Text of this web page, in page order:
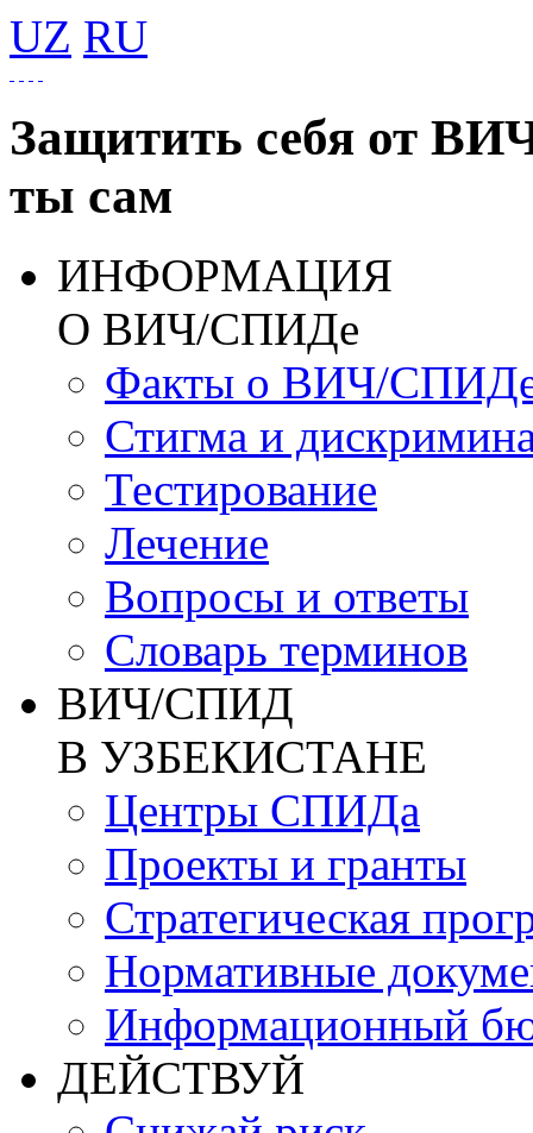
UZ RU
Защитить себя от
ты сам
ИНФОРМАЦИЯ
О ВИЧ/СПИДе
Факты о ВИЧ/
Стигма и
Тестирование
Лечение
Вопросы и ответы
Словарь терминов
ВИЧ/СПИД
В УЗБЕКИСТАНЕ
Центры СПИДа
Проекты и гранты
Стратегическая
Нормативные
Информационный
ДЕЙСТВУЙ